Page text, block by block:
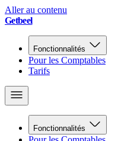
Aller au contenu
Getbeel
Fonctionnalités
Pour les Comptables
Tarifs
Fonctionnalités